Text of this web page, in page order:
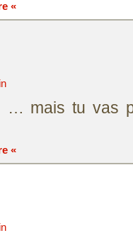
«
… mais tu vas
«